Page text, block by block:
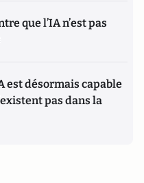
que l’IA n’est pas
est désormais capable
pas dans la